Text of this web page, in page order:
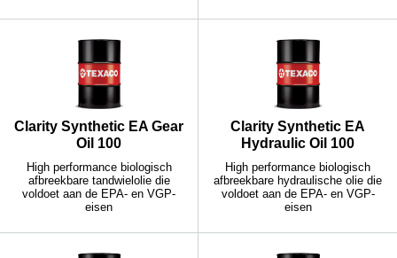
Clarity Synthetic EA Gear
Oil 100
High performance biologisch
afbreekbare tandwielolie die
voldoet aan de EPA- en VGP-
eisen
Clarity Synthetic EA
Hydraulic Oil 100
High performance biologisch
afbreekbare hydraulische olie die
voldoet aan de EPA- en VGP-
eisen